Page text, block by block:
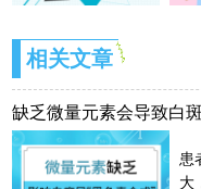
相关文章
缺乏微量元素会导致白斑
患
大